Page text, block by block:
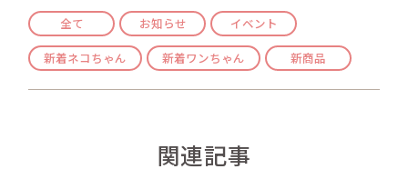
全て お知らせ
イベント
新着ネコちゃん
新着ワンちゃん 新商品
関連記事